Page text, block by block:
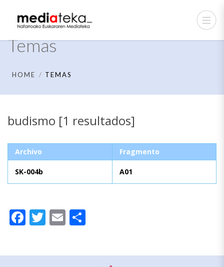
Temas
HOME TEMAS
budismo [1 resultados]
Archivo Fragmento
SK-004b A01
Facebook
Twitter
Email